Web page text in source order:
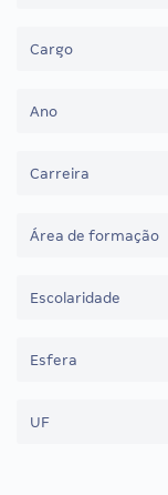
Cargo
Ano
Carreira
Área de formação
Escolaridade
Esfera
UF